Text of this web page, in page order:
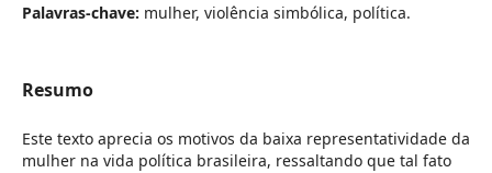
Palavras-chave: mulher, violência simbólica, política.
Resumo
Este texto aprecia os motivos da baixa representatividade da
mulher na vida política brasileira, ressaltando que tal fato